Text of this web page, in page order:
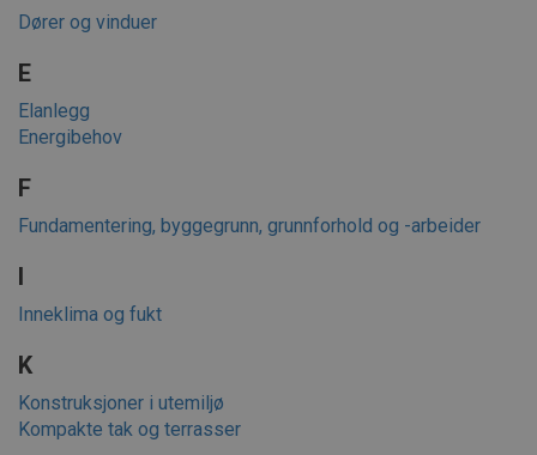
Dører og vinduer
E
Elanlegg
Energibehov
F
Fundamentering, byggegrunn, grunnforhold og -arbeider
I
Inneklima og fukt
K
Konstruksjoner i utemiljø
Kompakte tak og terrasser